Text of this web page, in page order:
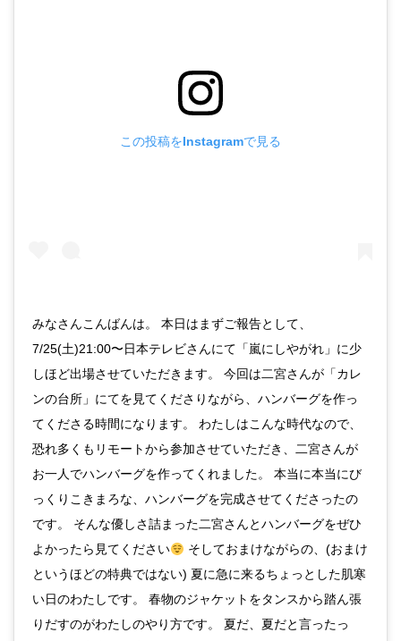
この投稿をInstagramで見る
みなさんこんばんは。 本日はまずご報告として、
7/25(土)21:00〜日本テレビさんにて「嵐にしやがれ」に少
しほど出場させていただきます。 今回は二宮さんが「カレ
ンの台所」にてを見てくださりながら、ハンバーグを作っ
てくださる時間になります。 わたしはこんな時代なので、
恐れ多くもリモートから参加させていただき、二宮さんが
お一人でハンバーグを作ってくれました。 本当に本当にび
っくりこきまろな、ハンバーグを完成させてくださったの
です。 そんな優しさ詰まった二宮さんとハンバーグをぜひ
よかったら見てください
そしておまけながらの、(おまけ
というほどの特典ではない) 夏に急に来るちょっとした肌寒
い日のわたしです。 春物のジャケットをタンスから踏ん張
りだすのがわたしのやり方です。 夏だ、夏だと言ったっ